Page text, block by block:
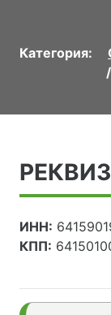
Категория:
ИНН:
КПП: